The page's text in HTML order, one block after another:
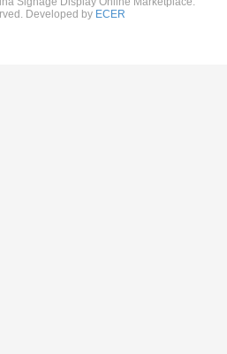
Developed by ECER